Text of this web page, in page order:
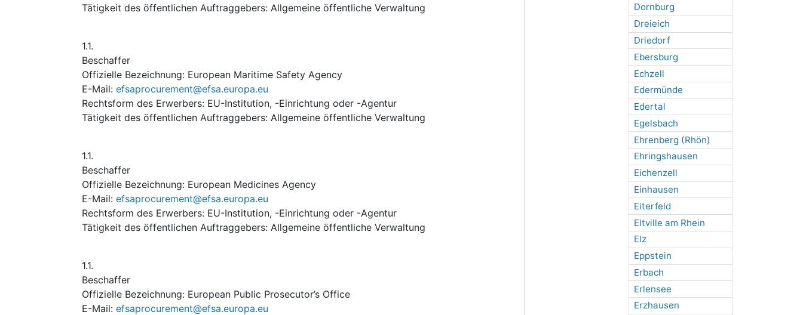
Dornburg
Dreieich
Driedorf
Ebersburg
Echzell
Edermünde
Edertal
Egelsbach
Ehrenberg (Rhön)
Ehringshausen
Eichenzell
Einhausen
Eiterfeld
Eltville am Rhein
Elz
Eppstein
Erbach
Erlensee
Erzhausen
Tätigkeit des öffentlichen Auftraggebers: Allgemeine öffentliche Verwaltung
1.1.
Beschaffer
Offizielle Bezeichnung: European Maritime Safety Agency
E-Mail: efsaprocurement@efsa.europa.eu
Rechtsform des Erwerbers: EU-Institution, -Einrichtung oder -Agentur
Tätigkeit des öffentlichen Auftraggebers: Allgemeine öffentliche Verwaltung
1.1.
Beschaffer
Offizielle Bezeichnung: European Medicines Agency
E-Mail: efsaprocurement@efsa.europa.eu
Rechtsform des Erwerbers: EU-Institution, -Einrichtung oder -Agentur
Tätigkeit des öffentlichen Auftraggebers: Allgemeine öffentliche Verwaltung
1.1.
Beschaffer
Offizielle Bezeichnung: European Public Prosecutor’s Office
E-Mail: efsaprocurement@efsa.europa.eu